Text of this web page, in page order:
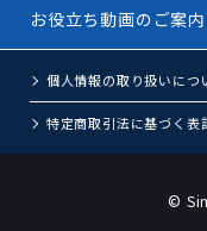
お役立ち動画のご案内
個人情報の取り扱いにつ
特定商取引法に基づく表
©